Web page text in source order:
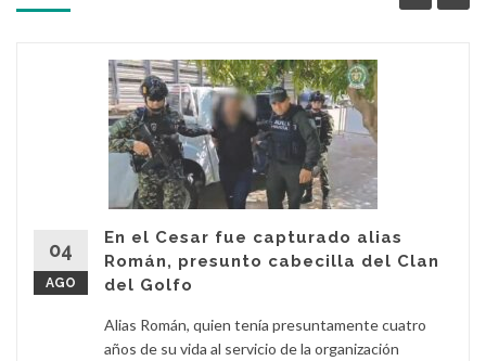
04
AGO
En el Cesar fue capturado alias
Román, presunto cabecilla del Clan
del Golfo
Alias Román, quien tenía presuntamente cuatro
años de su vida al servicio de la organización